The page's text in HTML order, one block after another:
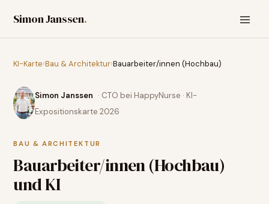
Simon Janssen.
KI-Karte›Bau & Architektur›Bauarbeiter/innen (Hochbau)
Simon Janssen · CTO bei HappyNurse · KI-
Expositionskarte 2026
BAU & ARCHITEKTUR
Bauarbeiter/innen (Hochbau)
und KI